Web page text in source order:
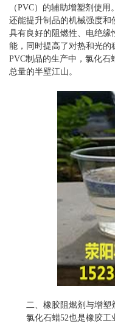
（PVC）的辅助增塑剂使
还能提升制品的机械强度和
具有良好的阻燃性、电绝缘
能，同时提高了对热和光
PVC制品的生产中，氯化石
总量的半壁江山。
二、橡胶阻燃剂与增塑
氯化石蜡52也是橡胶